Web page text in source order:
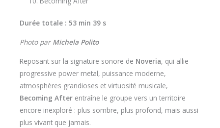
Durée totale : 53 min 39 s
Photo par Michela Polito
Reposant sur la signature sonore de Noveria, qui allie
progressive power metal, puissance moderne,
atmosphères grandioses et virtuosité musicale,
Becoming After entraîne le groupe vers un territoire
encore inexploré : plus sombre, plus profond, mais aussi
plus vivant que jamais.